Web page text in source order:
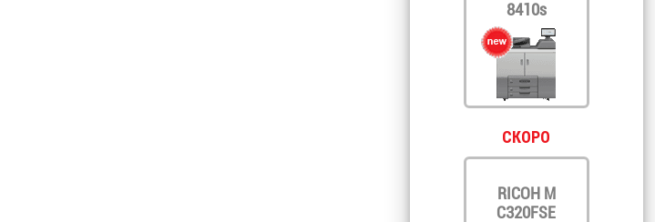
8410s
СКОРО
RICOH M
C320FSE